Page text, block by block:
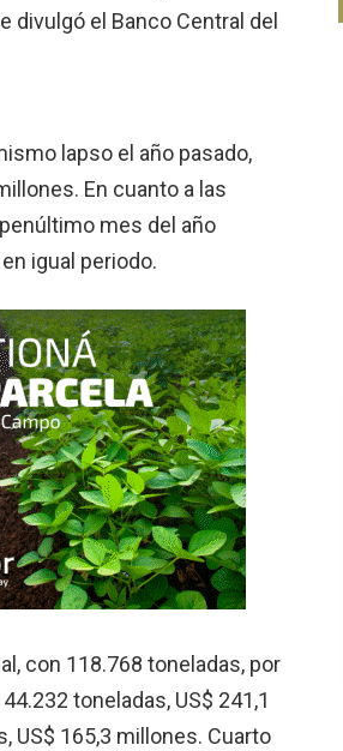
el Banco Central del
lapso el año pasado,
En cuanto a las
mes del año
igual periodo.
con 118.768 toneladas, por
toneladas, US$ 241,1
US$ 165,3 millones. Cuarto